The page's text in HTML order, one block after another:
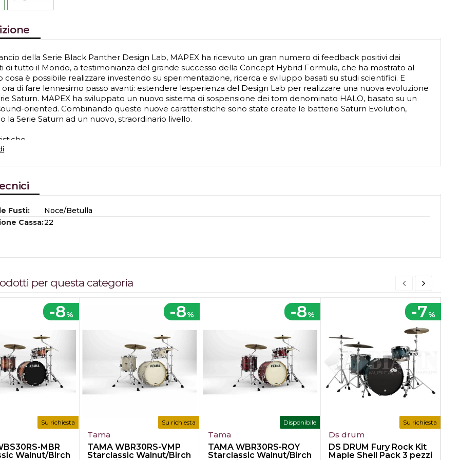
della Serie Black Panther Design Lab, MAPEX ha ricevuto un gran numero di feedback positivi dai
di tutto il Mondo, a testimonianza del grande successo della Concept Hybrid Formula, che ha mostrato al
cosa è possibile realizzare investendo su sperimentazione, ricerca e sviluppo basati su studi scientifici. E
di fare lennesimo passo avanti: estendere lesperienza del Design Lab per realizzare una nuova evoluzione
Saturn. MAPEX ha sviluppato un nuovo sistema di sospensione dei tom denominato HALO, basato su un
oriented. Combinando queste nuove caratteristiche sono state create le batterie Saturn Evolution,
la Serie Saturn ad un nuovo, straordinario livello.
Evolution 4 pezzi, in finitura Tuscan Red
a terra 16x16
fusti SONIClear
Betulla/Noce
gamma SAS
Brunito.
Fusti:
Noce/Betulla
Cassa:22
per questa categoria
-8%
Su richiesta
MBR
Walnut/Birch
-8%
Su richiesta
Tama
TAMA WBR30RS-VMP
Starclassic Walnut/Birch
-8%
Disponibile
Tama
TAMA WBR30RS-ROY
Starclassic Walnut/Birch
-7%
Su richiesta
Ds drum
DS DRUM Fury Rock Kit
Maple Shell Pack 3 pezzi